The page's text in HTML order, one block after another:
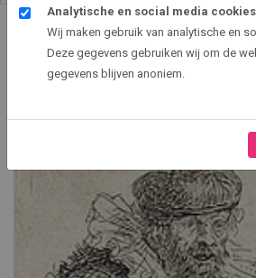
Analytische en social media cookies
Wij maken gebruik van analytische en
Deze gegevens gebruiken wij om de
gegevens blijven anoniem.
Art2EXPO GallerySHOP - de leukste kunst cadeau
De kwakzalver